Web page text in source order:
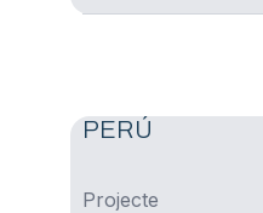
PERÚ
Projecte